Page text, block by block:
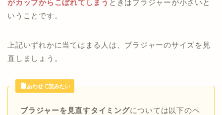
がカップからこぼれてしまう ときはブラジャーが小さいと
いうことです。
上記いずれかに当てはまる人は、ブラジャーのサイズを見
直しましょう。
あわせて読みたい
ブラジャーを見直すタイミングについては以下のペ